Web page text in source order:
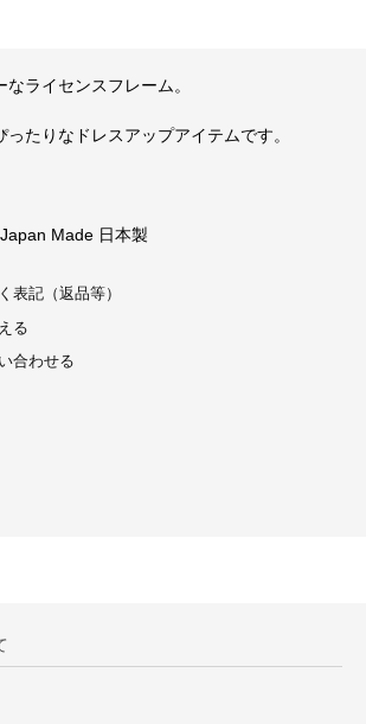
ライセンスフレーム。
たりなドレスアップアイテムです。
Made 日本製
表記（返品等）
る
合わせる